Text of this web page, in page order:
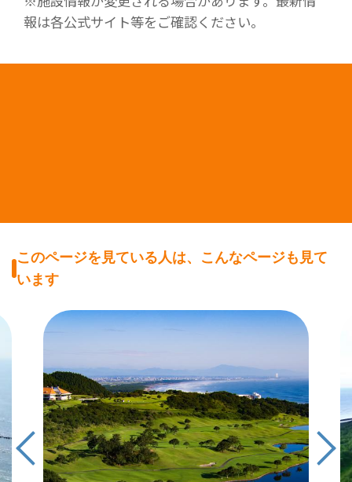
報は各公式サイト等をご確認ください。
このページを見ている人は、こんなページも見て
います